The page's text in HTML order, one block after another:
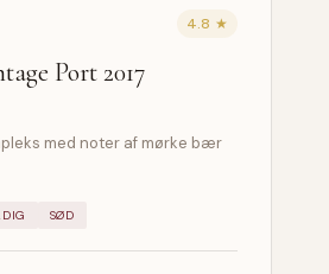
4.8 ★
Port 2017
med noter af mørke bær
SØD